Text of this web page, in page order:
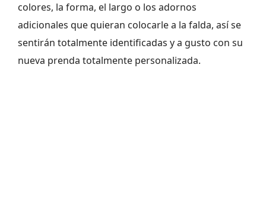
colores, la forma, el largo o los adornos
adicionales que quieran colocarle a la falda, así se
sentirán totalmente identificadas y a gusto con su
nueva prenda totalmente personalizada.